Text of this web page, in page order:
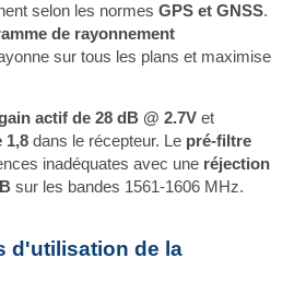
selon les normesGPS et GNSS.
de rayonnement
sur tous les plans et maximise
actif de 28 dB @ 2.7V et
1,8 dans le récepteur. Le pré-filtre
inadéquates avec une réjection
sur les bandes 1561-1606 MHz.
d'utilisation de la